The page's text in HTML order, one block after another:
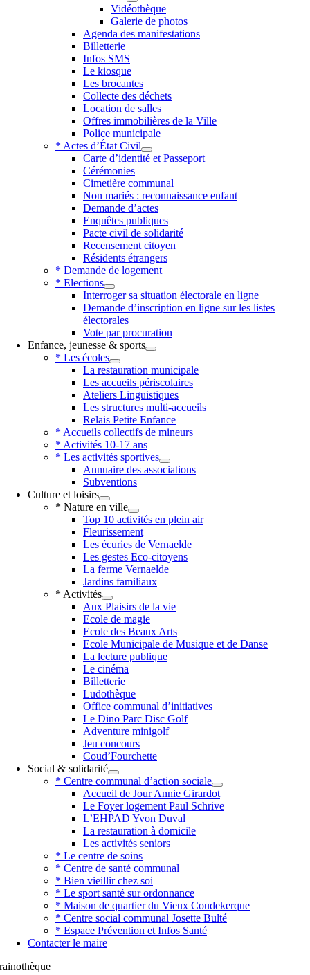
Vidéothèque
Galerie de photos
Agenda des manifestations
Billetterie
Infos SMS
Le kiosque
Les brocantes
Collecte des déchets
Location de salles
Offres immobilières de la Ville
Police municipale
* Actes d’État Civil
Carte d’identité et Passeport
Cérémonies
Cimetière communal
Non mariés : reconnaissance enfant
Demande d’actes
Enquêtes publiques
Pacte civil de solidarité
Recensement citoyen
Résidents étrangers
* Demande de logement
* Elections
Interroger sa situation électorale en ligne
Demande d’inscription en ligne sur les listes
électorales
Vote par procuration
Enfance, jeunesse & sports
* Les écoles
La restauration municipale
Les accueils périscolaires
Ateliers Linguistiques
Les structures multi-accueils
Relais Petite Enfance
* Accueils collectifs de mineurs
* Activités 10-17 ans
* Les activités sportives
Annuaire des associations
Subventions
Culture et loisirs
* Nature en ville
Top 10 activités en plein air
Fleurissement
Les écuries de Vernaelde
Les gestes Eco-citoyens
La ferme Vernaelde
Jardins familiaux
* Activités
Aux Plaisirs de la vie
Ecole de magie
Ecole des Beaux Arts
Ecole Municipale de Musique et de Danse
La lecture publique
Le cinéma
Billetterie
Ludothèque
Office communal d’initiatives
Le Dino Parc Disc Golf
Adventure minigolf
Jeu concours
Coud’Fourchette
Social & solidarité
* Centre communal d’action sociale
Accueil de Jour Annie Girardot
Le Foyer logement Paul Schrive
L’EHPAD Yvon Duval
La restauration à domicile
Les activités seniors
* Le centre de soins
* Centre de santé communal
* Bien vieillir chez soi
* Le sport santé sur ordonnance
* Maison de quartier du Vieux Coudekerque
* Centre social communal Josette Bulté
* Espace Prévention et Infos Santé
Contacter le maire